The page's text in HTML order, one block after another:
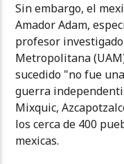
Sin embargo, el
Amador Adam,
profesor
Metropolitana
sucedido "no fue
guerra
Mixquic,
los cerca de 400
mexicas.